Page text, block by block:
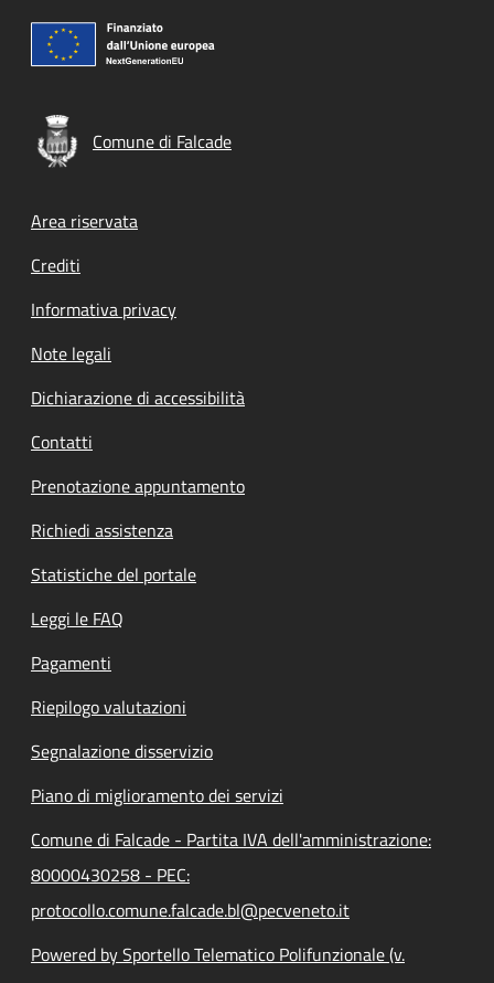
Comune di Falcade
Footer menu
Area riservata
Crediti
Informativa privacy
Note legali
Dichiarazione di accessibilità
Contatti
Prenotazione appuntamento
Richiedi assistenza
Statistiche del portale
Leggi le FAQ
Pagamenti
Riepilogo valutazioni
Segnalazione disservizio
Piano di miglioramento dei servizi
Comune di Falcade - Partita IVA dell'amministrazione:
80000430258 - PEC:
protocollo.comune.falcade.bl@pecveneto.it
Powered by Sportello Telematico Polifunzionale (v.